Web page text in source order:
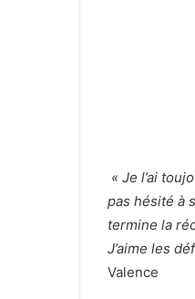
« Je l’ai
pas hésité à
termine la
J’aime les
Valence